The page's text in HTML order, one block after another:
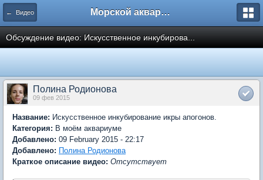
← Видео Морской аквариум. Форумы ReefCentral.ru
Обсуждение видео: Искусственное инкубирова...
Полина Родионова
09 фев 2015
Название: Искусственное инкубирование икры апогонов.
Категория: В моём аквариуме
Добавлено: 09 February 2015 - 22:17
Добавлено: Полина Родионова
Краткое описание видео: Отсутствует